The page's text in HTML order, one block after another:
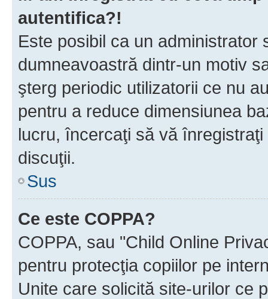
autentifica?!
Este posibil ca un
dumneavoastră dintr-un motiv
şterg periodic utilizatorii ce nu
pentru a reduce dimensiunea
lucru, încercaţi să vă
discuţii.
Sus
Ce este COPPA?
COPPA, sau "Child Online
pentru protecţia copiilor pe
Unite care solicită site-urilor ce